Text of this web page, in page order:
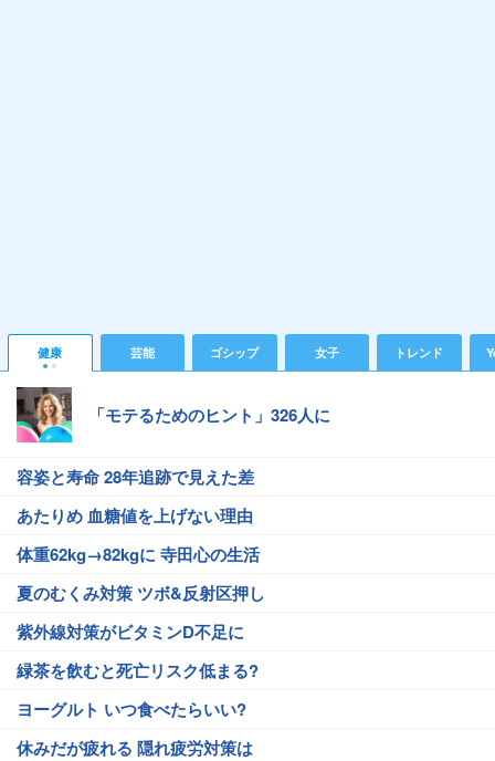
健康 芸能 ゴシップ 女子 トレンド
「モテるためのヒント」326人に
容姿と寿命 28年追跡で見えた差
あたりめ 血糖値を上げない理由
体重62kg→82kgに 寺田心の生活
夏のむくみ対策 ツボ&反射区押し
紫外線対策がビタミンD不足に
緑茶を飲むと死亡リスク低まる?
ヨーグルト いつ食べたらいい?
休みだが疲れる 隠れ疲労対策は